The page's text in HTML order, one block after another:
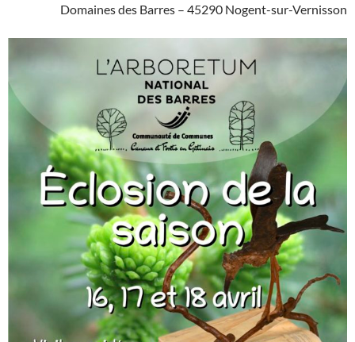
Domaines des Barres – 45290 Nogent-sur-Vernisson